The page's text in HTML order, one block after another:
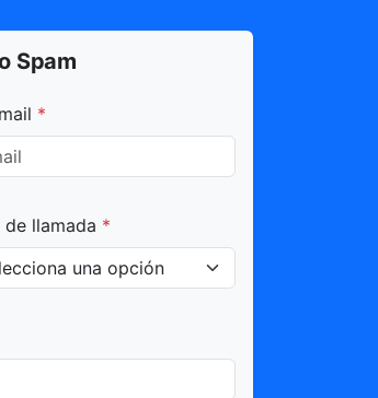
Spam
*
llamada *